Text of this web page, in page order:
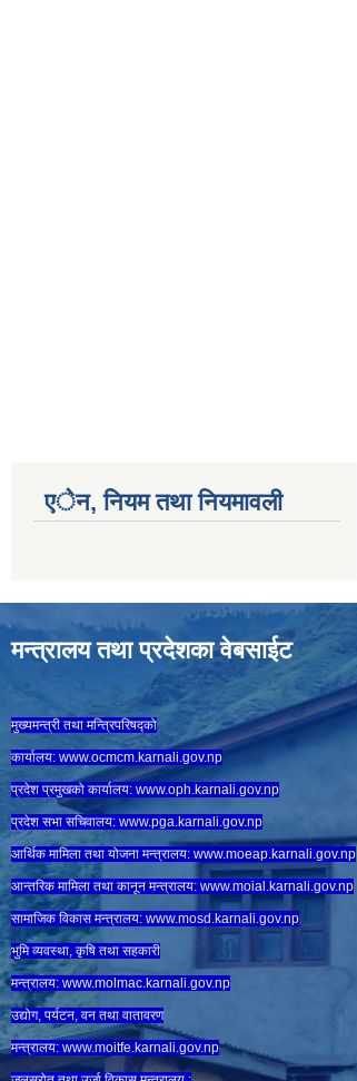
एेन, नियम तथा नियमावली
मन्त्रालय तथा प्रदेशका वेबसाईट
मुख्यमन्त्री तथा मन्त्रिपरिषद्को
कार्यालय: www.ocmcm.karnali.gov.np
प्रदेश प्रमुखको कार्यालय: www.oph.karnali.gov.np
प्रदेश सभा सचिवालय: www.pga.karnali.gov.np
आर्थिक मामिला तथा योजना मन्त्रालय: www.moeap.karnali.gov.np
आन्तरिक मामिला तथा कानून मन्त्रालय: www.moial.karnali.gov.np
सामाजिक विकास मन्त्रालय: www.mosd.karnali.gov.np
भुमि व्यवस्था, कृषि तथा सहकारी
मन्त्रालय: www.molmac.karnali.gov.np
उद्योग, पर्यटन, वन तथा वातावरण
मन्त्रालय: www.moitfe.karnali.gov.np